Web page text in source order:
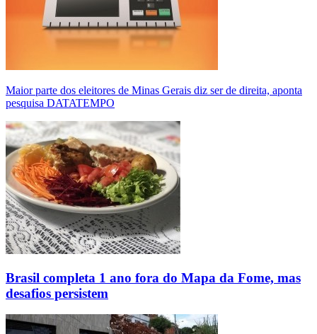
Maior parte dos eleitores de Minas Gerais diz ser de direita, aponta
pesquisa DATATEMPO
Brasil completa 1 ano fora do Mapa da Fome, mas
desafios persistem